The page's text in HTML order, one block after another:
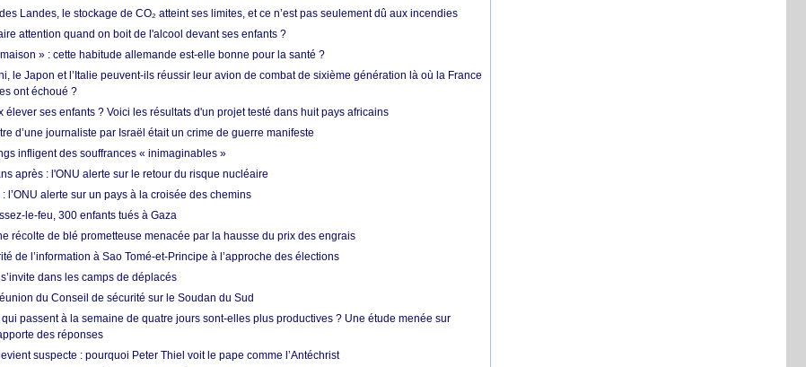
Landes, le stockage de CO₂ atteint ses limites, et ce n’est pas seulement dû aux incendies
attention quand on boit de l'alcool devant ses enfants ?
» : cette habitude allemande est-elle bonne pour la santé ?
le Japon et l’Italie peuvent-ils réussir leur avion de combat de sixième génération là où la France
ont échoué ?
élever ses enfants ? Voici les résultats d'un projet testé dans huit pays africains
d’une journaliste par Israël était un crime de guerre manifeste
infligent des souffrances « inimaginables »
après : l'ONU alerte sur le retour du risque nucléaire
l’ONU alerte sur un pays à la croisée des chemins
le-feu, 300 enfants tués à Gaza
récolte de blé prometteuse menacée par la hausse du prix des engrais
de l’information à Sao Tomé-et-Principe à l’approche des élections
dans les camps de déplacés
du Conseil de sécurité sur le Soudan du Sud
passent à la semaine de quatre jours sont-elles plus productives ? Une étude menée sur
des réponses
suspecte : pourquoi Peter Thiel voit le pape comme l’Antéchrist